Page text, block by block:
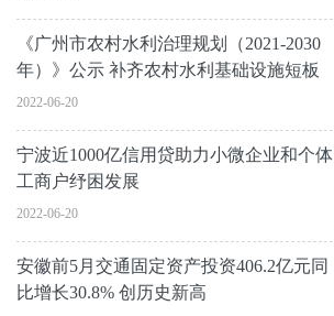
《广州市农村水利治理规划（2021-2030
年）》公示 补齐农村水利基础设施短板
2022-06-20
宁波近1000亿信用贷助力小微企业和个体
工商户纾困发展
2022-06-20
安徽前5月交通固定资产投资406.2亿元同
比增长30.8% 创历史新高